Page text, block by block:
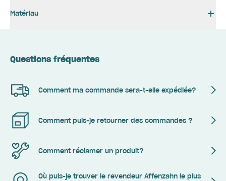
Matériau
Questions fréquentes
Comment ma commande sera-t-elle expédiée?
Comment puis-je retourner des commandes ?
Comment réclamer un produit?
Où puis-je trouver le revendeur Affenzahn le plus